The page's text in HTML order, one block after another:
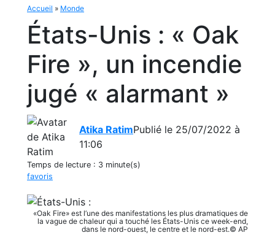
Accueil » Monde
États-Unis : « Oak
Fire », un incendie
jugé « alarmant »
Atika RatimPublié le 25/07/2022 à
11:06
Temps de lecture : 3 minute(s)
favoris
«Oak Fire» est l’une des manifestations les plus dramatiques de
la vague de chaleur qui a touché les États-Unis ce week-end,
dans le nord-ouest, le centre et le nord-est.© AP